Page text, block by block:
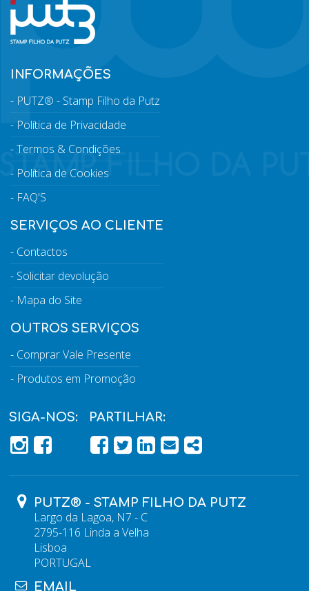
INFORMAÇÕES
PUTZ® - Stamp Filho da Putz
Política de Privacidade
Termos & Condições
Política de Cookies
FAQ'S
SERVIÇOS AO CLIENTE
Contactos
Solicitar devolução
Mapa do Site
OUTROS SERVIÇOS
Comprar Vale Presente
Produtos em Promoção
SIGA-NOS:
PÁGINA DO FACEBOOK
PÁGINA DO FACEBOOK
PARTILHAR:
FACEBOOK
TWITTER
LINKEDIN
EMAIL
PUTZ® - STAMP FILHO DA PUTZ
Largo da Lagoa, N7 - C
2795-116 Linda a Velha
Lisboa
PORTUGAL
EMAIL